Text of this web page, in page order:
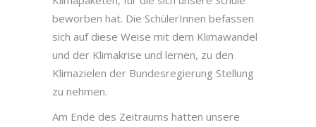
beworben hat. Die SchülerInnen befassen
sich auf diese Weise mit dem Klimawandel
und der Klimakrise und lernen, zu den
Klimazielen der Bundesregierung Stellung
zu nehmen.
Am Ende des Zeitraums hatten unsere